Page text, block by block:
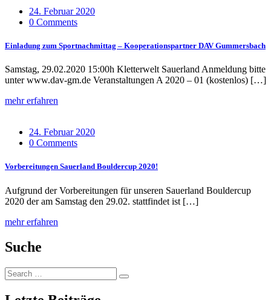
24. Februar 2020
0 Comments
Einladung zum Sportnachmittag – Kooperationspartner DAV Gummersbach
Samstag, 29.02.2020 15:00h Kletterwelt Sauerland Anmeldung bitte
unter www.dav-gm.de Veranstaltungen A 2020 – 01 (kostenlos) […]
mehr erfahren
24. Februar 2020
0 Comments
Vorbereitungen Sauerland Bouldercup 2020!
Aufgrund der Vorbereitungen für unseren Sauerland Bouldercup
2020 der am Samstag den 29.02. stattfindet ist […]
mehr erfahren
Suche
Search
for:
Search